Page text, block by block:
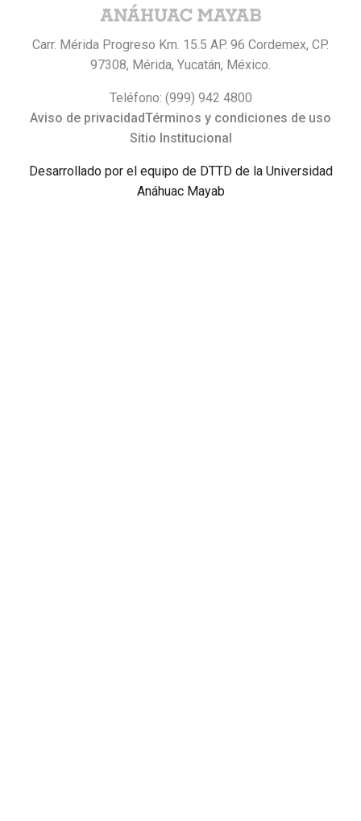
Carr. Mérida Progreso Km. 15.5 AP. 96 Cordemex, CP.
97308, Mérida, Yucatán, México.
Teléfono: (999) 942 4800
Aviso de privacidadTérminos y condiciones de uso
Sitio Institucional
Desarrollado por el equipo de DTTD de la Universidad
Anáhuac Mayab